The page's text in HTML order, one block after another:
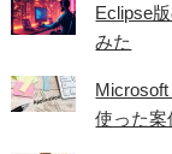
Eclipse
みた
使った案